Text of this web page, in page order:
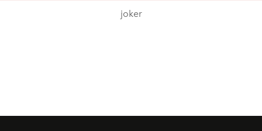
joker